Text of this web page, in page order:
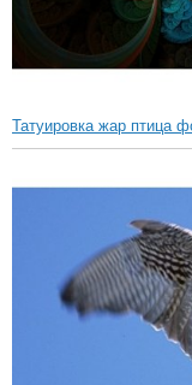
Татуировка жар птица